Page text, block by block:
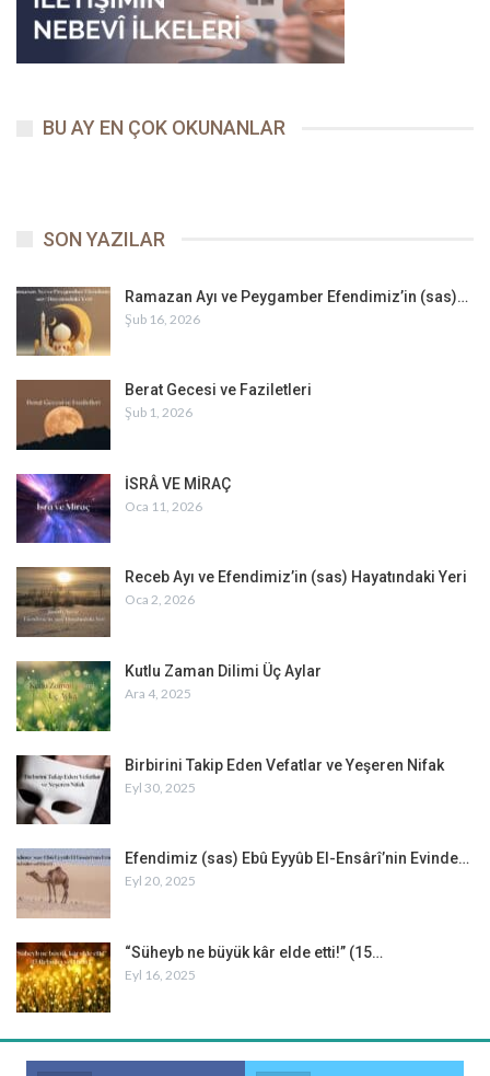
BU AY EN ÇOK OKUNANLAR
SON YAZILAR
Ramazan Ayı ve Peygamber Efendimiz’in (sas)…
Şub 16, 2026
Berat Gecesi ve Faziletleri
Şub 1, 2026
İSRÂ VE MİRAÇ
Oca 11, 2026
Receb Ayı ve Efendimiz’in (sas) Hayatındaki Yeri
Oca 2, 2026
Kutlu Zaman Dilimi Üç Aylar
Ara 4, 2025
Birbirini Takip Eden Vefatlar ve Yeşeren Nifak
Eyl 30, 2025
Efendimiz (sas) Ebû Eyyûb El-Ensârî’nin Evinde…
Eyl 20, 2025
“Süheyb ne büyük kâr elde etti!” (15…
Eyl 16, 2025